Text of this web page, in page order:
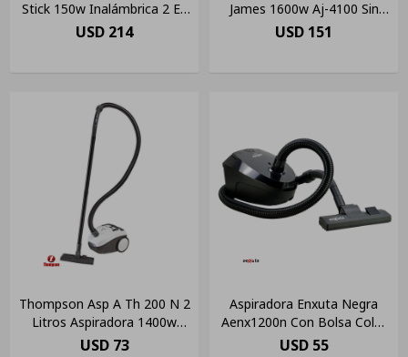
Stick 150w Inalámbrica 2 En
1 Color Azul
USD 214
James 1600w Aj-4100 Sin
Bolsa 2 Lts Color Azul/negro
USD 151
Thompson Asp A Th 200 N 2
Litros Aspiradora 1400w
Color Negro 220v
USD 73
Aspiradora Enxuta Negra
Aenx1200n Con Bolsa Color
Negro
USD 55